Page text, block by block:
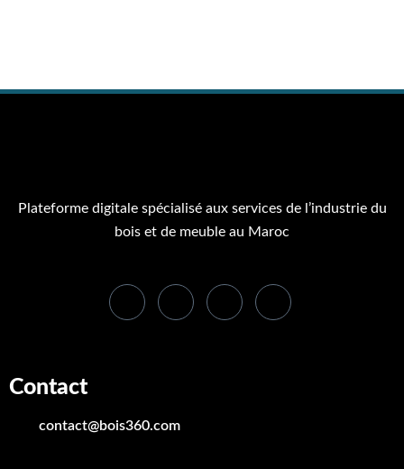
Plateforme digitale spécialisé aux services de l’industrie du
bois et de meuble au Maroc
Contact
contact@bois360.com